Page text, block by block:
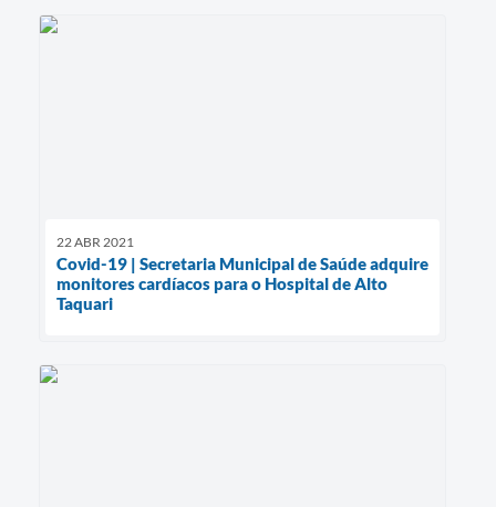
22 ABR 2021
Covid-19 | Secretaria Municipal de Saúde adquire
monitores cardíacos para o Hospital de Alto
Taquari